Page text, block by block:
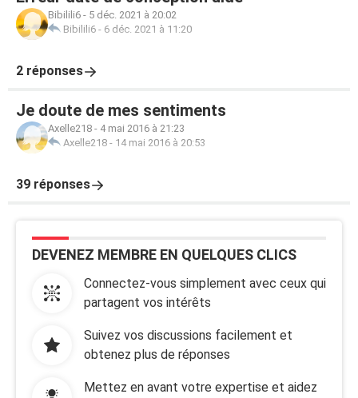
Bibilili6 - 5 déc. 2021 à 20:02
Bibilili6 - 6 déc. 2021 à 11:20
2 réponses
Je doute de mes sentiments
Axelle218 - 4 mai 2016 à 21:23
Axelle218 - 14 mai 2016 à 20:53
39 réponses
DEVENEZ MEMBRE EN QUELQUES CLICS
Connectez-vous simplement avec ceux qui
partagent vos intérêts
Suivez vos discussions facilement et
obtenez plus de réponses
Mettez en avant votre expertise et aidez